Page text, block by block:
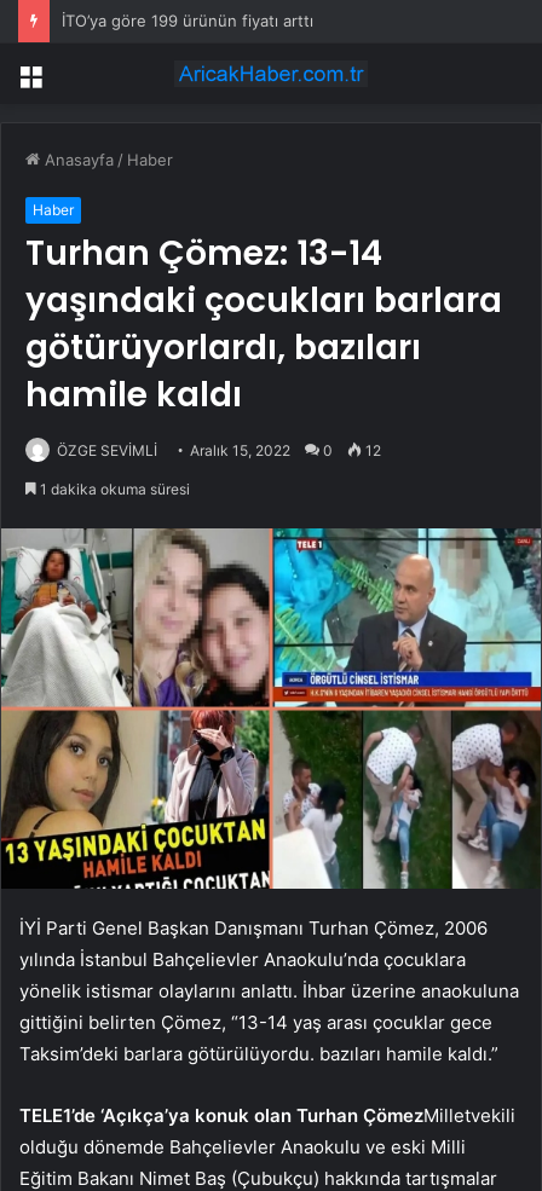
İTO’ya göre 199 ürünün fiyatı arttı
Menü
Anasayfa / Haber
Haber
Turhan Çömez: 13-14
yaşındaki çocukları barlara
götürüyorlardı, bazıları
hamile kaldı
ÖZGE SEVİMLİ Aralık 15, 2022 0 12
1 dakika okuma süresi
İYİ Parti Genel Başkan Danışmanı Turhan Çömez, 2006
yılında İstanbul Bahçelievler Anaokulu’nda çocuklara
yönelik istismar olaylarını anlattı. İhbar üzerine anaokuluna
gittiğini belirten Çömez, “13-14 yaş arası çocuklar gece
Taksim’deki barlara götürülüyordu. bazıları hamile kaldı.”
TELE1’de ‘Açıkça’ya konuk olan Turhan ÇömezMilletvekili
olduğu dönemde Bahçelievler Anaokulu ve eski Milli
Eğitim Bakanı Nimet Baş (Çubukçu) hakkında tartışmalar